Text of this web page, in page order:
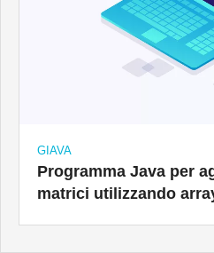
GIAVA
Programma Java per
matrici utilizzando